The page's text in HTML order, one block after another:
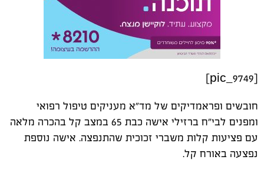
[pic_9749]
חובשים ופראמדיקים של מד"א מעניקים טיפול רפואי
ומפנים לבי"ח ברזילי אישה כבת 65 במצב קל בהכרה מלאה
עם פציעות קלות משברי זכוכית שהתנפצה. אישה נוספת
נפצעה באורח קל.